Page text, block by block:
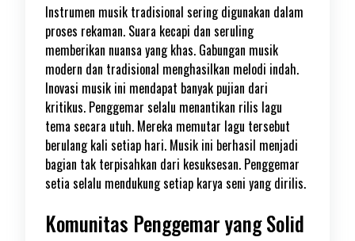
Instrumen musik tradisional sering digunakan dalam
proses rekaman. Suara kecapi dan seruling
memberikan nuansa yang khas. Gabungan musik
modern dan tradisional menghasilkan melodi indah.
Inovasi musik ini mendapat banyak pujian dari
kritikus. Penggemar selalu menantikan rilis lagu
tema secara utuh. Mereka memutar lagu tersebut
berulang kali setiap hari. Musik ini berhasil menjadi
bagian tak terpisahkan dari kesuksesan. Penggemar
setia selalu mendukung setiap karya seni yang dirilis.
Komunitas Penggemar yang Solid